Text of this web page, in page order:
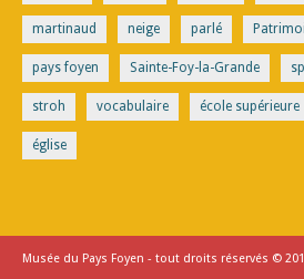
martinaud neige parlé
pays foyen Sainte-Foy-la-Grande
stroh vocabulaire école supérieure
église
Musée du Pays Foyen - tout droits réservés ©